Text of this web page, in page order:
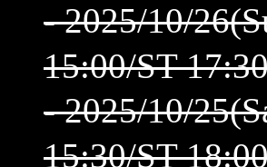
- 2025/10/
15:00/ST
- 2025/10/
15:30/ST